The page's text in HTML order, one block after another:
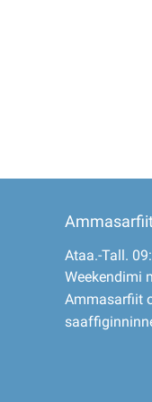
Ataa.-Tall.
Weekendimi
Ammasarfiit